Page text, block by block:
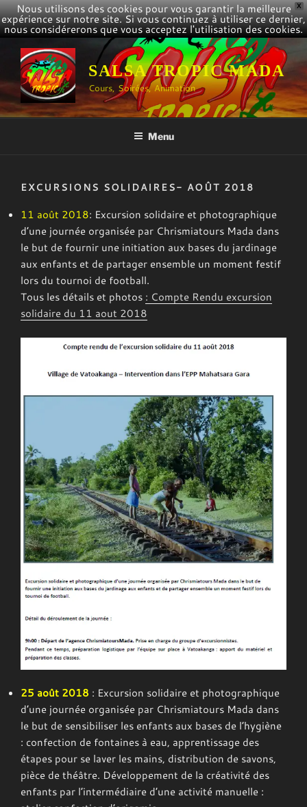
X
Nous utilisons des cookies pour vous garantir la meilleure
expérience sur notre site. Si vous continuez à utiliser ce dernier,
nous considérerons que vous acceptez l'utilisation des cookies.
Aller
contenu
principal
SALSA TROPIC MADA
Cours, Soirées, Animation
Menu
EXCURSIONS SOLIDAIRES- AOÛT 2018
11 août 2018: Excursion solidaire et photographique
d’une journée organisée par Chrismiatours Mada dans
le but de fournir une initiation aux bases du jardinage
aux enfants et de partager ensemble un moment festif
lors du tournoi de football.
Tous les détails et photos : Compte Rendu excursion
solidaire du 11 aout 2018
25 août 2018 : Excursion solidaire et photographique
d’une journée organisée par Chrismiatours Mada dans
le but de sensibiliser les enfants aux bases de l’hygiène
: confection de fontaines à eau, apprentissage des
étapes pour se laver les mains, distribution de savons,
pièce de théâtre. Développement de la créativité des
enfants par l’intermédiaire d’une activité manuelle :